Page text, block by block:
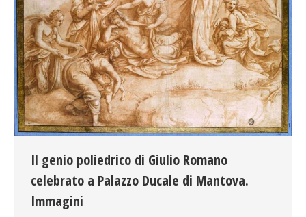
Il genio poliedrico di Giulio Romano
celebrato a Palazzo Ducale di Mantova.
Immagini